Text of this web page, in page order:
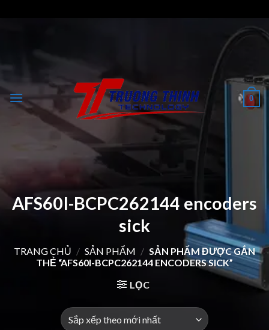
0
AFS60I-BCPC262144 encoders
sick
TRANG CHỦ / SẢN PHẨM / SẢN PHẨM ĐƯỢC GẮN
THẺ “AFS60I-BCPC262144 ENCODERS SICK”
LỌC